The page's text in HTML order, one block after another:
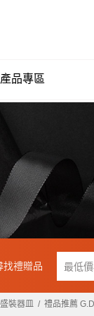
產品專區
找禮贈品
裝器皿 禮品推薦